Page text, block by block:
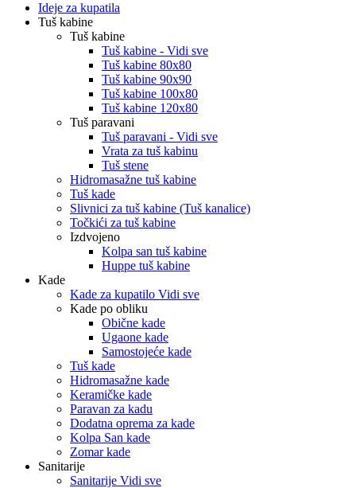
Ideje za kupatila
Tuš kabine
Tuš kabine
Tuš kabine - Vidi sve
Tuš kabine 80x80
Tuš kabine 90x90
Tuš kabine 100x80
Tuš kabine 120x80
Tuš paravani
Tuš paravani - Vidi sve
Vrata za tuš kabinu
Tuš stene
Hidromasažne tuš kabine
Tuš kade
Slivnici za tuš kabine (Tuš kanalice)
Točkići za tuš kabine
Izdvojeno
Kolpa san tuš kabine
Huppe tuš kabine
Kade
Kade za kupatilo Vidi sve
Kade po obliku
Obične kade
Ugaone kade
Samostojeće kade
Tuš kade
Hidromasažne kade
Keramičke kade
Paravan za kadu
Dodatna oprema za kade
Kolpa San kade
Zomar kade
Sanitarije
Sanitarije Vidi sve